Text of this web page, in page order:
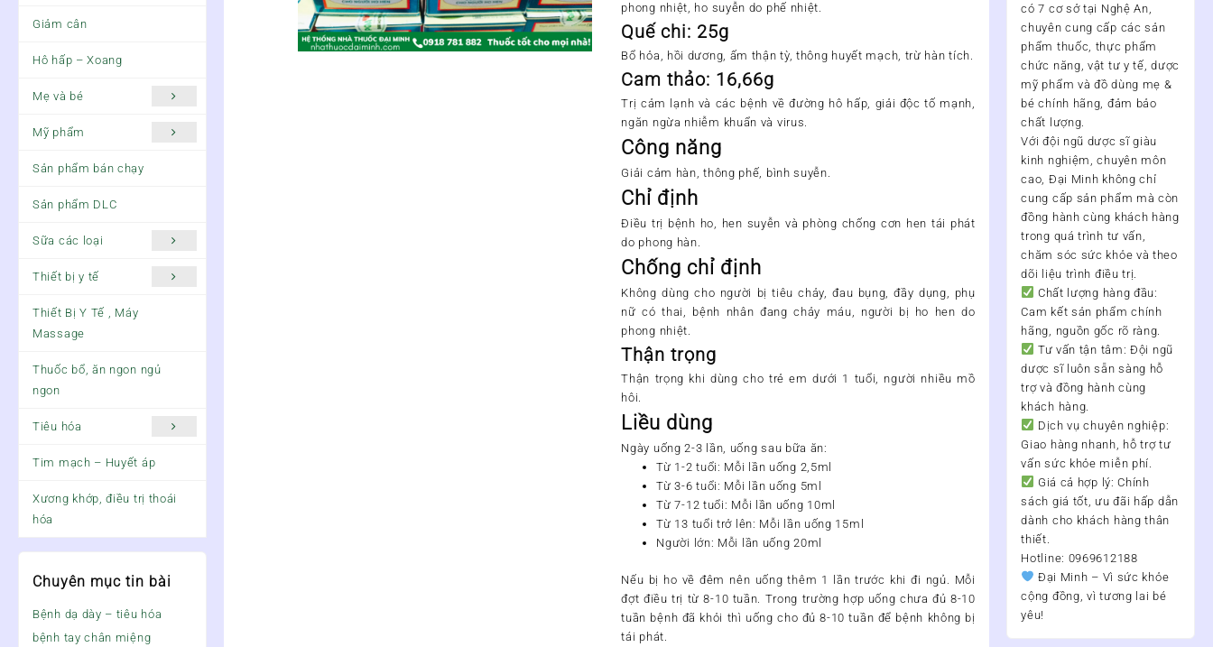
Giảm cân
Hô hấp – Xoang
Mẹ và bé
Mỹ phẩm
Sản phẩm bán chạy
Sản phẩm DLC
Sữa các loại
Thiết bị y tế
Thiết Bị Y Tế , Máy
Massage
Thuốc bổ, ăn ngon ngủ
ngon
Tiêu hóa
Tim mạch – Huyết áp
Xương khớp, điều trị thoái
hóa
Chuyên mục tin bài
Bệnh dạ dày – tiêu hóa
bệnh tay chân miệng
phong nhiệt, ho suyễn do phế nhiệt.
Quế chi: 25g
Bổ hỏa, hồi dương, ấm thận tỳ, thông huyết mạch, trừ hàn tích.
Cam thảo: 16,66g
Trị cảm lạnh và các bệnh về đường hô hấp, giải độc tố mạnh,
ngăn ngừa nhiễm khuẩn và virus.
Công năng
Giải cảm hàn, thông phế, bình suyễn.
Chỉ định
Điều trị bệnh ho, hen suyễn và phòng chống cơn hen tái phát
do phong hàn.
Chống chỉ định
Không dùng cho người bị tiêu chảy, đau bụng, đầy dụng, phụ
nữ có thai, bệnh nhân đang chảy máu, người bị ho hen do
phong nhiệt.
Thận trọng
Thận trọng khi dùng cho trẻ em dưới 1 tuổi, người nhiều mồ
hôi.
Liều dùng
Ngày uống 2-3 lần, uống sau bữa ăn:
Từ 1-2 tuổi: Mỗi lần uống 2,5ml
Từ 3-6 tuổi: Mỗi lần uống 5ml
Từ 7-12 tuổi: Mỗi lần uống 10ml
Từ 13 tuổi trở lên: Mỗi lần uống 15ml
Người lớn: Mỗi lần uống 20ml
Nếu bị ho về đêm nên uống thêm 1 lần trước khi đi ngủ. Mỗi
đợt điều trị từ 8-10 tuần. Trong trường hợp uống chưa đủ 8-10
tuần bệnh đã khỏi thì uống cho đủ 8-10 tuần để bệnh không bị
tái phát.
có7 cơ sở tại Nghệ An,
chuyên cung cấp các sản
phẩm thuốc, thực phẩm
chức năng, vật tư y tế, dược
mỹ phẩm và đồ dùng mẹ &
bé chính hãng, đảm bảo
chất lượng.
Với đội ngũ dược sĩ giàu
kinh nghiệm, chuyên môn
cao, Đại Minh không chỉ
cung cấp sản phẩm mà còn
đồng hành cùng khách hàng
trong quá trình tư vấn,
chăm sóc sức khỏe và theo
dõi liệu trình điều trị.
Chất lượng hàng đầu:
Cam kết sản phẩm chính
hãng, nguồn gốc rõ ràng.
Tư vấn tận tâm: Đội ngũ
dược sĩ luôn sẵn sàng hỗ
trợ và đồng hành cùng
khách hàng.
Dịch vụ chuyên nghiệp:
Giao hàng nhanh, hỗ trợ tư
vấn sức khỏe miễn phí.
Giá cả hợp lý: Chính
sách giá tốt, ưu đãi hấp dẫn
dành cho khách hàng thân
thiết.
Hotline: 0969612188
Đại Minh – Vì sức khỏe
cộng đồng, vì tương lai bé
yêu!